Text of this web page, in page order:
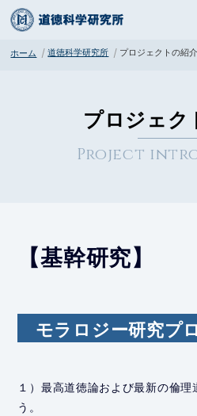
ホーム 道徳科学研究所 プロジェクトの紹介
プロジェク
Project
【基幹研究】
モラロジー研究プ
１）最高道徳論および最新の倫
う。